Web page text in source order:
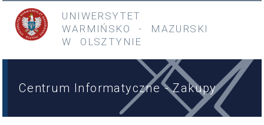
Przejdź do treści
Przejdź do menu głównego
UNIWERSYTET
WARMIŃSKO
- MAZURSKI
W OLSZTYNIE
Centrum Informatyczne - Zakupy